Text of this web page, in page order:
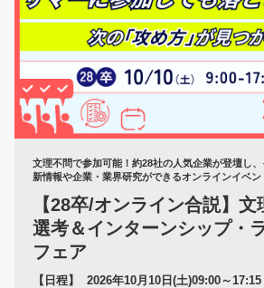
文理不問で参加可能！約28社の人気企業が登壇し
新情報や企業・業界研究ができるオンラインイベン
【28卒/オンライン合説】文
選考＆インターンシップ・
フェア
【日程】 2026年10月10日(土)09:00～17:15